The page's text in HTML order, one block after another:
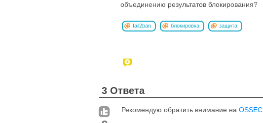
объединению результатов блокирования?
fail2ban блокировка
защита
3 Ответа
Рекомендую обратить внимание на OSSEC